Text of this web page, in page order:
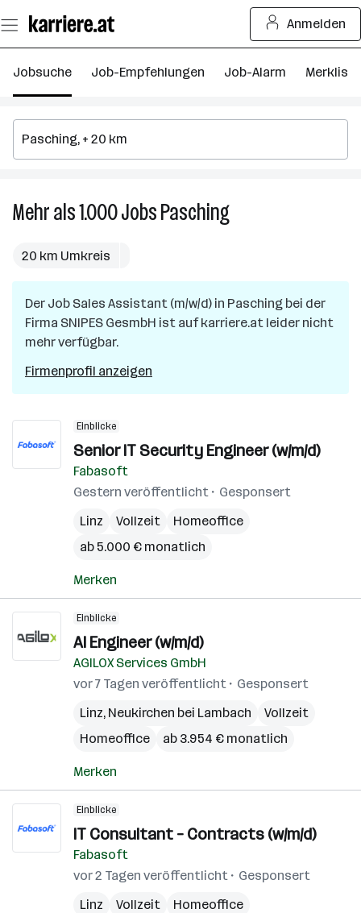
Seiteninhalt
springen
Anmelden
Jobsuche Job-Empfehlungen Job-Alarm Merkliste
Mehr als 1.000JobsPaschingMehr
als
in
Pasching
20 km Umkreis
Der Job Sales Assistant (m/w/d) in Pasching bei der
Firma SNIPES GesmbH ist auf karriere.at leider nicht
mehr verfügbar.
Firmenprofil anzeigen
Einblicke
Senior IT Security Engineer (w/m/d)
Fabasoft
Gestern veröffentlicht
Gesponsert
Linz
Vollzeit
Homeoffice
ab 5.000 € monatlich
Merken
Einblicke
AI Engineer (w/m/d)
AGILOX Services GmbH
vor 7 Tagen veröffentlicht
Gesponsert
Linz, Neukirchen bei Lambach
Vollzeit
Homeoffice
ab 3.954 € monatlich
Merken
Einblicke
IT Consultant – Contracts (w/m/d)
Fabasoft
vor 2 Tagen veröffentlicht
Gesponsert
Linz
Vollzeit
Homeoffice